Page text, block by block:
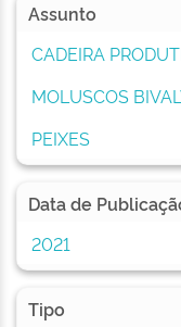
Assunto
CADEIRA
MOLUSCOS
PEIXES
Data de
2021
Tipo